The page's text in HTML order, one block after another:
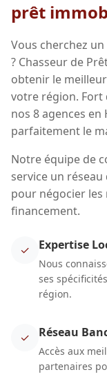
prêt
Vous cherchez
? Chasseur de
obtenir le
votre région. Fort
nos 8 agences en
parfaitement le
Notre équipe de
service un
pour négocier
financement.
✓ Expertise
Nous
ses
région.
✓ Réseau
Accès aux
partenaires